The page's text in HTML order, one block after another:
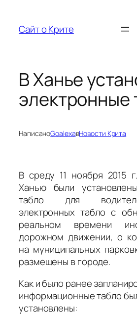
содержимому
Сайт о Крите
В Ханье
электронные
НаписаноGoalexaвНовости Крита
В среду 11 ноября 2015
Ханью были
табло для
электронных табло с
реальном времени
дорожном движении, о
на муниципальных
размещены в городе.
Как и было ранее
информационные табло
установлены: